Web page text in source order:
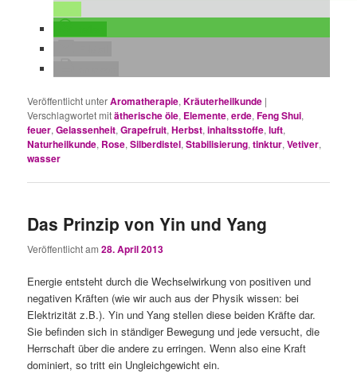
Veröffentlicht unterAromatherapie,Kräuterheilkunde |
Verschlagwortet mitätherische öle, Elemente,erde,Feng Shui,
feuer,Gelassenheit,Grapefruit,Herbst,inhaltsstoffe,luft,
Naturheilkunde, Rose,Silberdistel,Stabilisierung,tinktur,Vetiver,
wasser
Das Prinzip von Yin und Yang
Veröffentlicht am28. April 2013
Energie entsteht durch die Wechselwirkung von positiven und
negativen Kräften (wie wir auch aus der Physik wissen: bei
Elektrizität z.B.). Yin und Yang stellen diese beiden Kräfte dar.
Sie befinden sich in ständiger Bewegung und jede versucht, die
Herrschaft über die andere zu erringen. Wenn also eine Kraft
dominiert, so tritt ein Ungleichgewicht ein.